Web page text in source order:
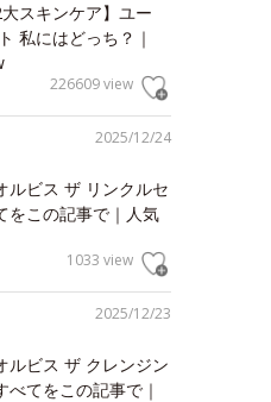
大スキンケア】ユー
私にはどっち？｜
226609 view
2025/12/24
ルビス ザ リンクルセ
をこの記事で｜人気
1033 view
2025/12/23
ルビス ザ クレンジン
べてをこの記事で｜